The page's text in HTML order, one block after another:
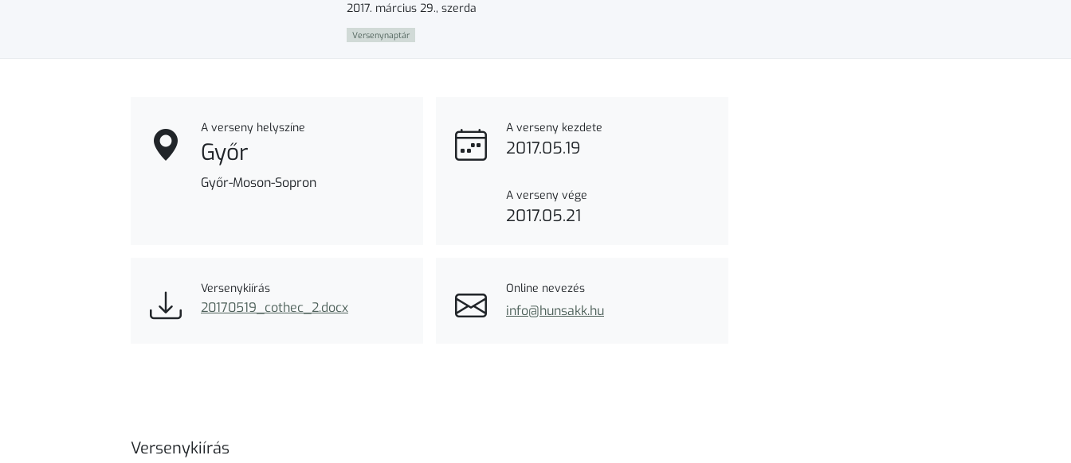
2017. március 29., szerda
Versenynaptár
A verseny helyszíne
Győr
Győr-Moson-Sopron
A verseny kezdete
2017.05.19
A verseny vége
2017.05.21
Versenykiírás
20170519_cothec_2.docx
Online nevezés
info@hunsakk.hu
Versenykiírás